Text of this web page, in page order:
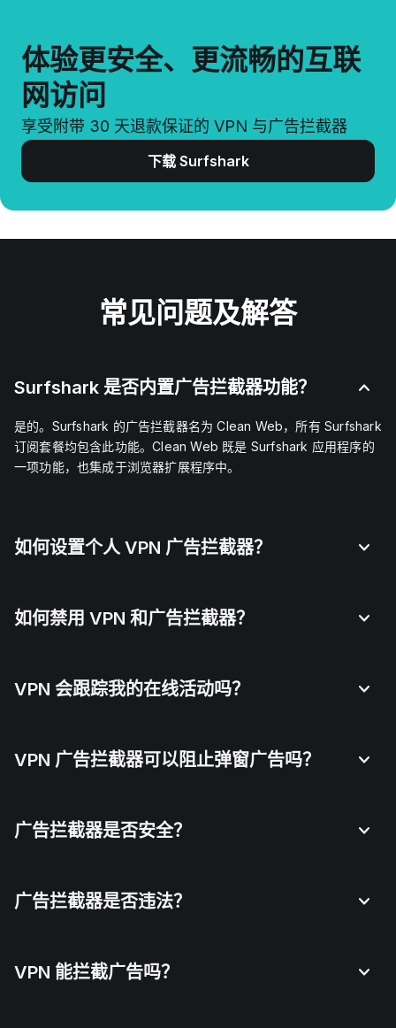
体验更安全、更流畅的互联
网访问
享受附带 30 天退款保证的 VPN 与广告拦截器
下载 Surfshark
常见问题及解答
Surfshark 是否内置广告拦截器功能？
是的。Surfshark 的广告拦截器名为 Clean Web，所有 Surfshark
订阅套餐均包含此功能。Clean Web 既是 Surfshark 应用程序的
一项功能，也集成于浏览器扩展程序中。
如何设置个人 VPN 广告拦截器？
如何禁用 VPN 和广告拦截器？
VPN 会跟踪我的在线活动吗？
VPN 广告拦截器可以阻止弹窗广告吗？
广告拦截器是否安全？
广告拦截器是否违法？
VPN 能拦截广告吗？